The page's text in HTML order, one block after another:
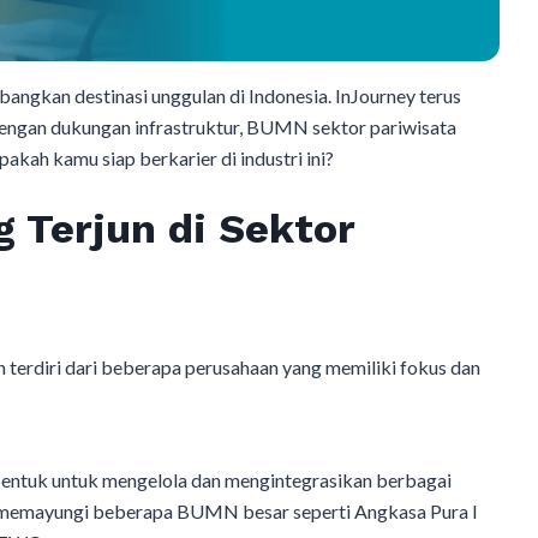
destinasi unggulan di Indonesia. InJourney terus
dukungan infrastruktur, BUMN sektor pariwisata
kamu siap berkarier di industri ini?
Terjun di Sektor
dari beberapa perusahaan yang memiliki fokus dan
untuk mengelola dan mengintegrasikan berbagai
beberapa BUMN besar seperti Angkasa Pura I